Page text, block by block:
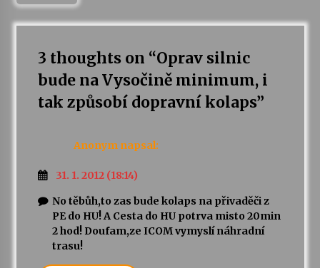
3 thoughts on “Oprav silnic
bude na Vysočině minimum, i
tak způsobí dopravní kolaps”
Anonym napsal:
31. 1. 2012 (18:14)
No těbůh,to zas bude kolaps na přivaděči z
PE do HU! A Cesta do HU potrva misto 20min
2 hod! Doufam,ze ICOM vymyslí náhradní
trasu!